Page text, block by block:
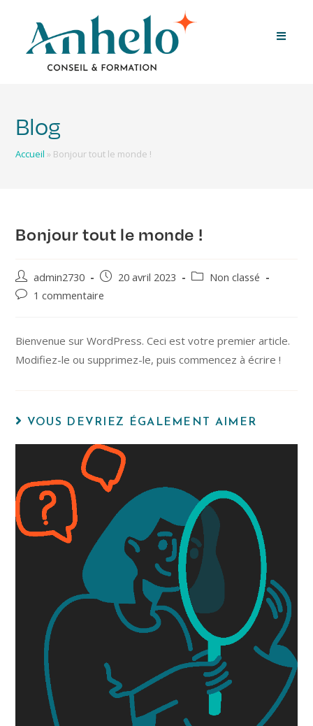
Blog
Accueil » Bonjour tout le monde !
Bonjour tout le monde !
admin2730 20 avril 2023
Non classé
1 commentaire
Bienvenue sur WordPress. Ceci est votre premier article.
Modifiez-le ou supprimez-le, puis commencez à écrire !
VOUS DEVRIEZ ÉGALEMENT AIMER